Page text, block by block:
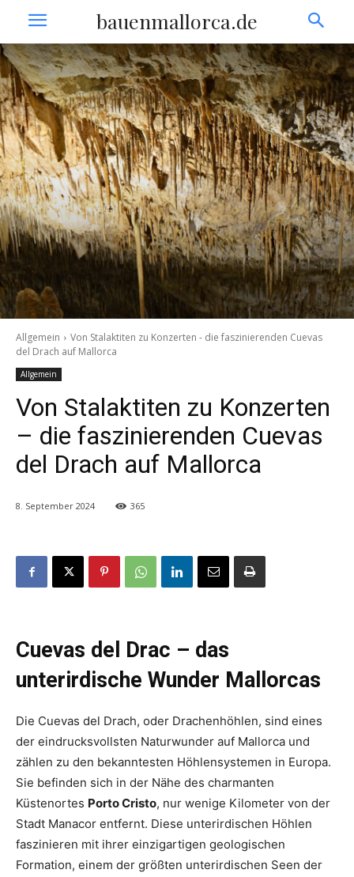
bauenmallorca.de
Allgemein
Von Stalaktiten zu Konzerten - die faszinierenden Cuevas
del Drach auf Mallorca
Allgemein
Von Stalaktiten zu Konzerten
– die faszinierenden Cuevas
del Drach auf Mallorca
8. September 2024 365
Cuevas del Drac – das
unterirdische Wunder Mallorcas
Die Cuevas del Drach, oder Drachenhöhlen, sind eines
der eindrucksvollsten Naturwunder auf Mallorca und
zählen zu den bekanntesten Höhlensystemen in Europa.
Sie befinden sich in der Nähe des charmanten
Küstenortes Porto Cristo, nur wenige Kilometer von der
Stadt Manacor entfernt. Diese unterirdischen Höhlen
faszinieren mit ihrer einzigartigen geologischen
Formation, einem der größten unterirdischen Seen der